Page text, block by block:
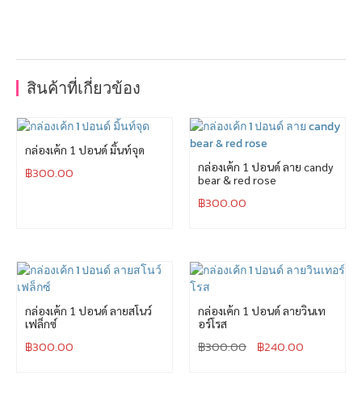
สินค้าที่เกี่ยวข้อง
กล่องเค้ก 1 ปอนด์ มิ้นท์จุด
฿300.00
กล่องเค้ก 1 ปอนด์ ลาย candy
bear & red rose
฿300.00
กล่องเค้ก 1 ปอนด์ ลายสโนว์
เฟล็กซ์
฿300.00
กล่องเค้ก 1 ปอนด์ ลายวินเท
อร์โรส
฿300.00 ฿240.00